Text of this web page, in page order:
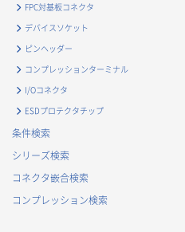
FPC対基板コネクタ
デバイスソケット
ピンヘッダー
コンプレッションターミナル
I/Oコネクタ
ESDプロテクタチップ
条件検索
シリーズ検索
コネクタ嵌合検索
コンプレッション検索